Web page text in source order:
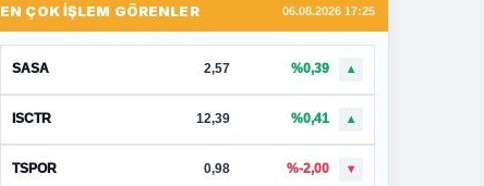
EN ÇOK İŞLEM GÖRENLER 06.08.2026 17:25
SASA 2,57 %0,39 ▲
ISCTR 12,39 %0,41 ▲
TSPOR 0,98 %-2,00 ▼